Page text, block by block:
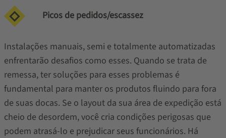
Picos de pedidos/escassez
Instalações manuais, semi e totalmente automatizadas
enfrentarão desafios como esses. Quando se trata de
remessa, ter soluções para esses problemas é
fundamental para manter os produtos fluindo para fora
de suas docas. Se o layout da sua área de expedição está
cheio de desordem, você cria condições perigosas que
podem atrasá-lo e prejudicar seus funcionários. Há